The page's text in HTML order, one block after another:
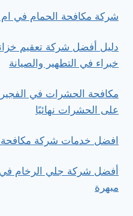
الأناقة
شركة مكافحة الحمام في ام
دليل أفضل شركة تعقيم
خبراء في التطهير والصيانة
مكافحة الحشرات في
على الحشرات نهائيًا
افضل خدمات شركة مكافحة
أفضل شركة جلي الرخام في
مبهرة